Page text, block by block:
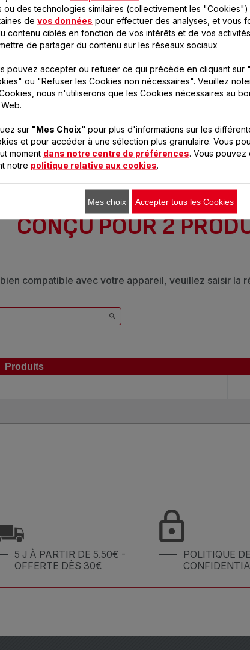
!
Récolte les tranches Indispensable
CONÇU POUR 2
compatible avec votre appareil, veuillez saisir
Produits
5 J À PARTIR DE 5.50€ -
OFFERTE DÈS 30€
POLITIQUE DE
ou des technologies similaires (collectivement les
de vos données pour effectuer des analyses, et vous
contenu ciblés en fonction de vos intérêts et de vos
de partager du contenu sur les réseaux sociaux
pouvez accepter ou refuser ce qui précède en cliquant sur
ou "Refuser les Cookies non nécessaires". Veuillez
nous n'utiliserons que les Cookies nécessaires au
sur "Mes Choix" pour plus d'informations sur les
et pour accéder à une sélection plus granulaire. Vous
moment dans notre centre de préférences. Vous pouvez
notre politique relative aux cookies.
Mes choix Accepter tous les Cookies